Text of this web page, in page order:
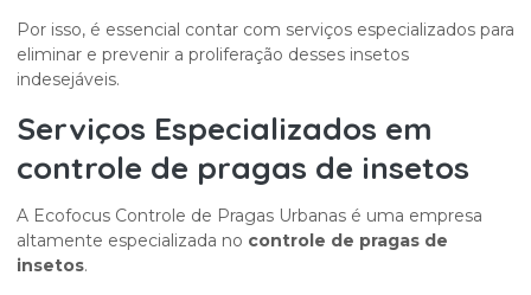
Por isso, é essencial contar com serviços especializados para
eliminar e prevenir a proliferação desses insetos
indesejáveis.
Serviços Especializados em
controle de pragas de insetos
A Ecofocus Controle de Pragas Urbanas é uma empresa
altamente especializada no controle de pragas de
insetos.